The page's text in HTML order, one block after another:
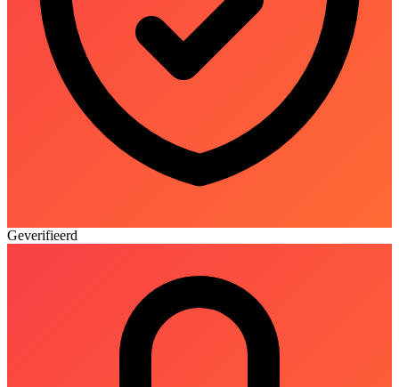
Geverifieerd